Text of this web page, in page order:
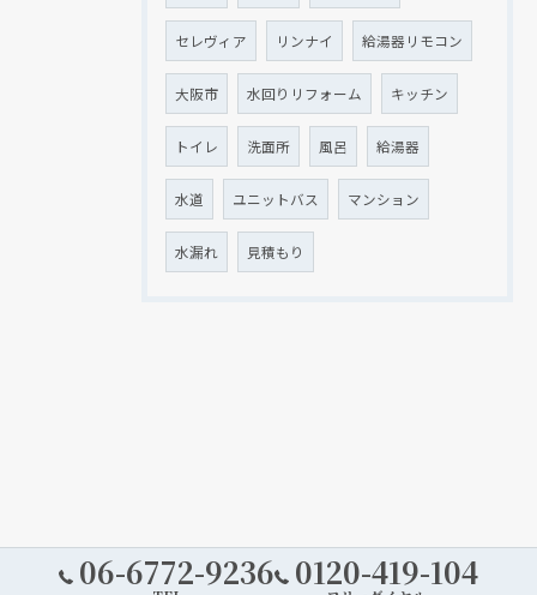
セレヴィア リンナイ 給湯器リモコン
大阪市 水回りリフォーム キッチン
トイレ 洗面所 風呂 給湯器
水道 ユニットバス マンション
水漏れ 見積もり
06-6772-9236 0120-419-104